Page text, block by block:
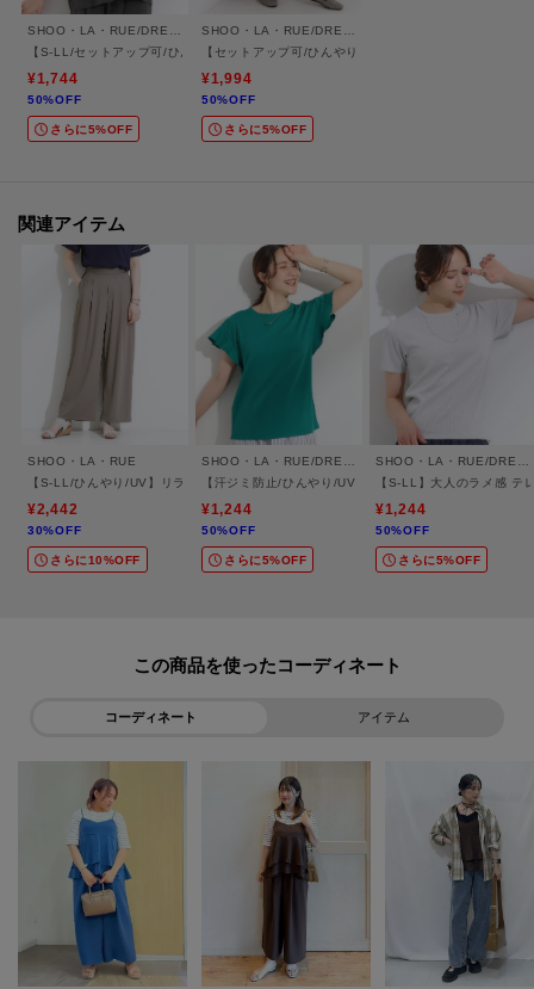
※照明の関係により、実際よりも色味が違って見える場合があります。ま
た、パソコン・スマートフォンなどの環境により、若干製品と画像のカラー
が異なる場合もございます。
＜お気に入り登録とは？＞
オンラインサイトの各アイテムにある「ハートマーク」を
クリックして簡単に追加できます！
＜おすすめPOINT＞
お得な情報をGETできます！！
再入荷通知や、値下げ情報・在庫状況をメルマガにてお知らせ。
POINT.2
マイページでお気に入り一覧をチェックでき、
【S-LL/セットアップ可/ひんやり】きちんと見えで上品 お袖タック スキッパーブラウス
¥1,744
50%OFF
さらに5%OFF
【セットアップ可/ひんやり】下半身カバーにも タックス
¥1,994
50%OFF
さらに5%OFF
関連アイテム
SHOO・LA・RUE
【S-LL/ひんやり/UV】リラクシーな穿き心地 エアリーワイドパンツ
¥2,442
30%OFF
さらに10%OFF
【汗ジミ防止/ひんやり/UV】フリルスリーブTシャツ
¥1,244
50%OFF
さらに5%OFF
【S-LL】大人のラメ感 テ
¥1,244
50%OFF
さらに5%OFF
この商品を使った
コーディネート アイテム